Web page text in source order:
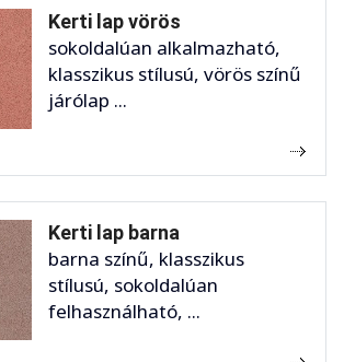
Kerti lap vörös
sokoldalúan alkalmazható,
klasszikus stílusú, vörös színű
járólap ...
Kerti lap barna
barna színű, klasszikus
stílusú, sokoldalúan
felhasználható, ...